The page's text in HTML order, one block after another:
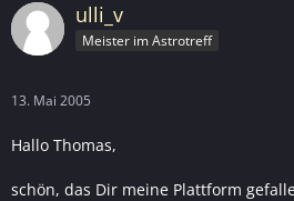
ulli_v
Meister im Astrotreff
13. Mai 2005
Hallo Thomas,
schön, das Dir meine Plattform